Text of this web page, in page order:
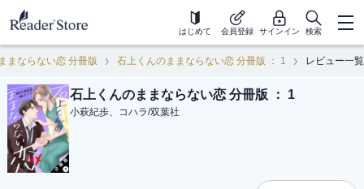
はじめて 会員登録 サインイン 検索
まならない恋 分冊版 石上くんのままならない恋 分冊版 ： 1 レビュー一覧
石上くんのままならない恋 分冊版 ： 1
小萩紀歩、コハラ/双葉社